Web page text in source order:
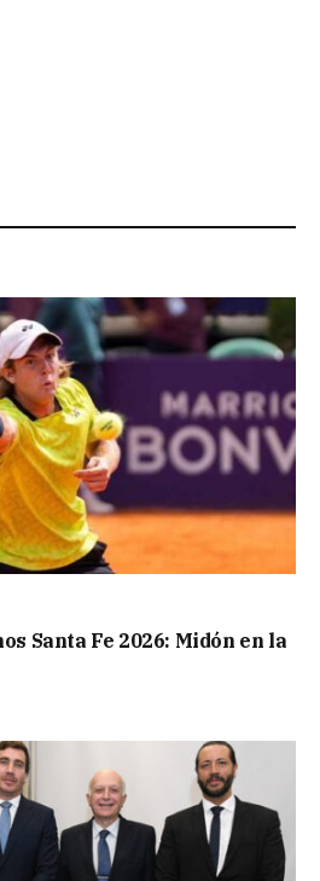
Santa Fe 2026: Midón en la